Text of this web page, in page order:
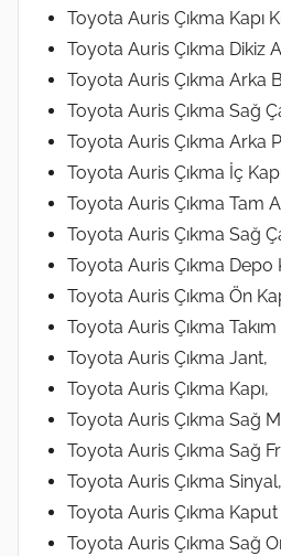
Toyota Auris Çıkma Kapı
Toyota Auris Çıkma Dikiz
Toyota Auris Çıkma Arka
Toyota Auris Çıkma Sağ
Toyota Auris Çıkma Arka
Toyota Auris Çıkma İç
Toyota Auris Çıkma Tam
Toyota Auris Çıkma Sağ
Toyota Auris Çıkma Depo
Toyota Auris Çıkma Ön
Toyota Auris Çıkma
Toyota Auris Çıkma Jant,
Toyota Auris Çıkma Kapı,
Toyota Auris Çıkma Sağ
Toyota Auris Çıkma Sağ
Toyota Auris Çıkma Sinyal,
Toyota Auris Çıkma
Toyota Auris Çıkma Sağ